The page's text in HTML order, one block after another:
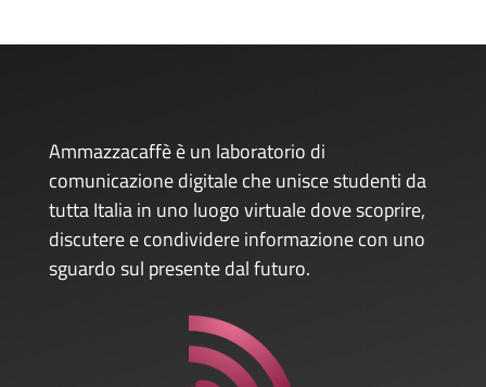
Ammazzacaffè è un laboratorio di
comunicazione digitale che unisce studenti da
tutta Italia in uno luogo virtuale dove scoprire,
discutere e condividere informazione con uno
sguardo sul presente dal futuro.